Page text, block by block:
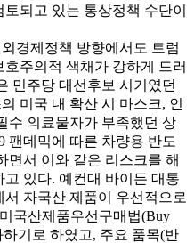
되고 있는 통상정책 수단이
경제정책 방향에서도 트럼
주의적 색채가 강하게 드러
민주당 대선후보 시기였던
미국 내 확산 시 마스크, 인
수 의료물자가 부족했던 상
팬데믹에 따른 차량용 반도
면서 이와 같은 리스크를 해
있다. 예컨대 바이든 대통
자국산 제품이 우선적으로
국산제품우선구매법(Buy
하기로 하였고, 주요 품목(반